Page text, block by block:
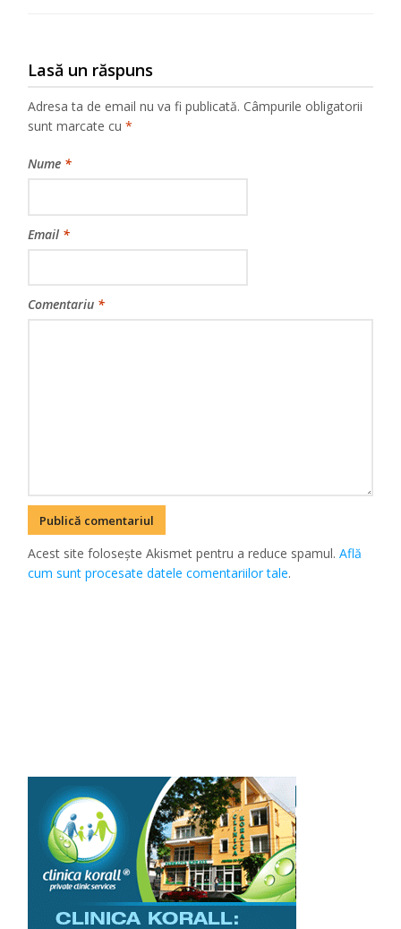
Lasă un răspuns
Adresa ta de email nu va fi publicată. Câmpurile obligatorii
sunt marcate cu*
Nume *
Email *
Comentariu *
Acest site folosește Akismet pentru a reduce spamul.Află
cum sunt procesate datele comentariilor tale.